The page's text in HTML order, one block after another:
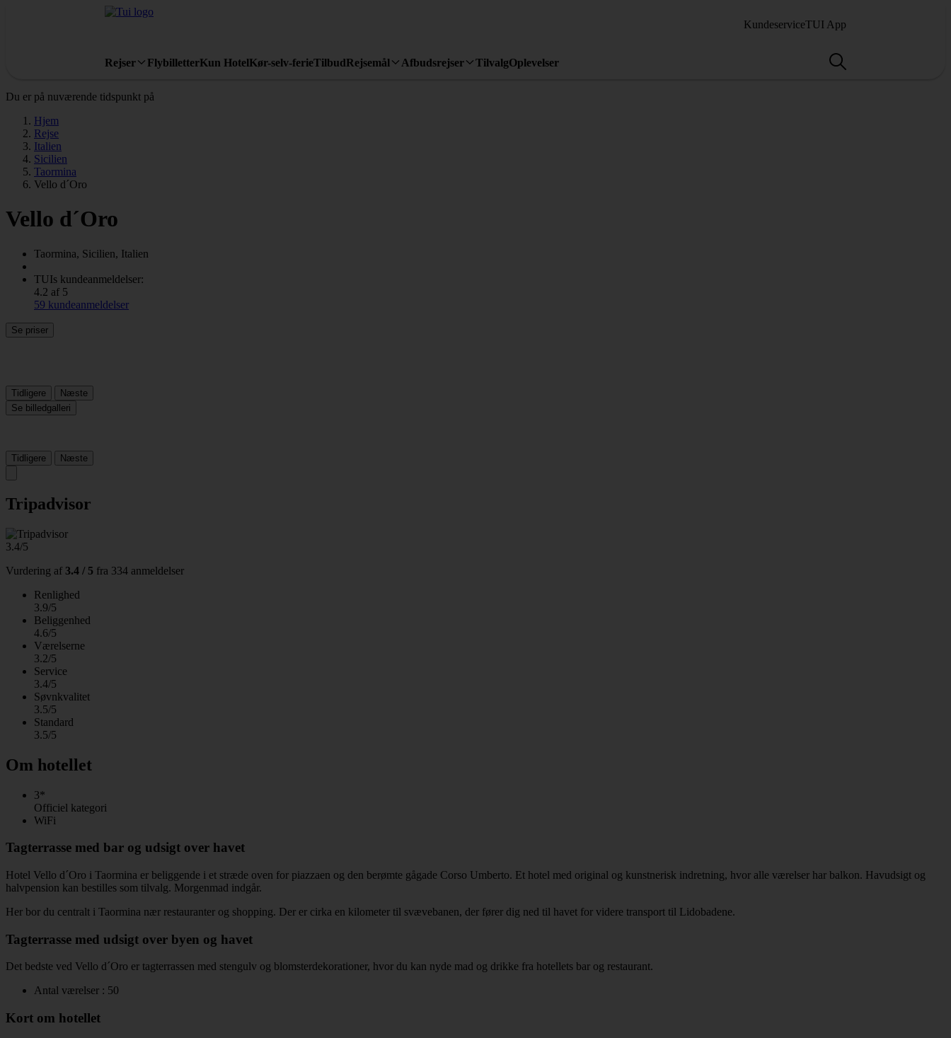
KundeserviceTUI App
Rejser FlybilletterKun HotelKør-selv-ferieTilbudRejsemål Afbudsrejser TilvalgOplevelser
Du er på nuværende tidspunkt på
Hjem
Rejse
Italien
Sicilien
Taormina
Vello d´Oro
Vello d´Oro
Taormina, Sicilien, Italien
TUIs kundeanmeldelser:
4.2 af 5
59 kundeanmeldelser
Se priser
Tidligere
Næste
Se billedgalleri
Tidligere Næste
Tripadvisor
3.4/5
Vurdering af 3.4 / 5 fra 334 anmeldelser
Renlighed
3.9/5
Beliggenhed
4.6/5
Værelserne
3.2/5
Service
3.4/5
Søvnkvalitet
3.5/5
Standard
3.5/5
Om hotellet
3*
Officiel kategori
WiFi
Tagterrasse med bar og udsigt over havet
Hotel Vello d´Oro i Taormina er beliggende i et stræde oven for piazzaen og den berømte gågade Corso Umberto. Et hotel med original og kunstnerisk indretning, hvor alle værelser har balkon. Havudsigt og
halvpension kan bestilles som tilvalg. Morgenmad indgår.
Her bor du centralt i Taormina nær restauranter og shopping. Der er cirka en kilometer til svævebanen, der fører dig ned til havet for videre transport til Lidobadene.
Tagterrasse med udsigt over byen og havet
Det bedste ved Vello d´Oro er tagterrassen med stengulv og blomsterdekorationer, hvor du kan nyde mad og drikke fra hotellets bar og restaurant.
Antal værelser : 50
Kort om hotellet